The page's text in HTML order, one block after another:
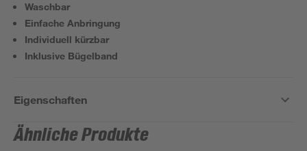
Waschbar
Einfache Anbringung
Individuell kürzbar
Inklusive Bügelband
Eigenschaften
Ähnliche Produkte